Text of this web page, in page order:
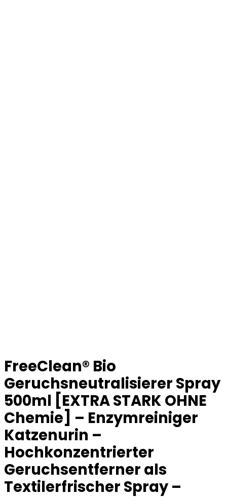
FreeClean® Bio
Geruchsneutralisierer Spray
500ml [EXTRA STARK OHNE
Chemie] – Enzymreiniger
Katzenurin –
Hochkonzentrierter
Geruchsentferner als
Textilerfrischer Spray –